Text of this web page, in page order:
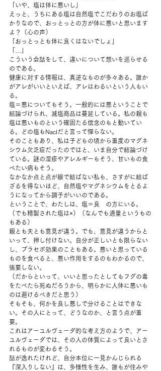
「いや、塩は体に悪いし」
えっと、うちにある塩は自然塩でこだわりのお塩ば
かりなので、おっとっとの方が体に悪いと思います
よ？（心の声）
「おっとっとも体に良くはないでしょ」
こういう会話をして、違いについて想いを巡らせる
のである。
健康に対する情報は、真逆なものが多々ある。誰か
がアレがいいといえば、アレはわるいという人もい
る。
塩＝悪についてもそう。一般的には悪ということで
結論づけられ、減塩商品は蔓延している。私の親も
塩は悪いものという確固たる信念のもと動いてい
る。どの塩もNaclだと言って憚らない。
そのこともあり、私は子どもの頃から重度のマグネ
シウム欠乏症だったのではと、いま自分で結論づけ
ている。謎の湿疹やアレルギーもそう、甘いもの食
べたい病もそう。
なかなか点と点が線で結ばない私も、さすがに結ば
ざるを得ないほど、自然塩やマグネシウムをとるよ
うになってから調子がいいのである。
ということで、わたしは、塩＝良　の方にいる。
（でも精製された塩は×）（なんでも適量というもの
もある）
親とも夫とも意見が違う。でも、意見が違うからと
いって、押し付けない。自分が正しいとも限らない
し、プラセボ効果のこともある。悪いと思っている
ものを食べると、悪い作用をするのもわかるので、
強要しない。
（だからといって、いいと思ったとしてもフグの毒
をたべたら死ぬだろうから、明らかに人体に悪いも
のは避けるべきだと思う）
そもそも、何かを良し悪しで分けることはできな
い。その人にとって、どうなのか、と言う点が重
要。
これはアーユルヴェーダ的な考え方のようで、アー
ユルヴェーダでは、その人の体質によって良いとさ
れるものが変わるそう。
話が逸れたけれど、自分本位に一見かんじられる
『深入りしない』は、多様性を生み、誰もが住みや